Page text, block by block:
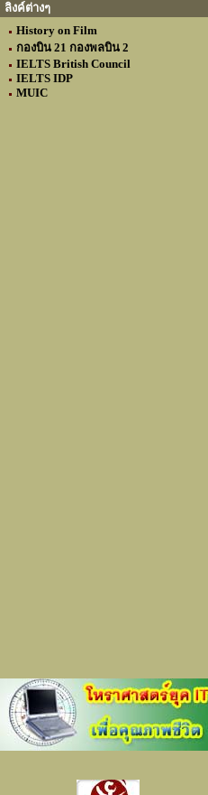
ลิงค์ต่างๆ
History on Film
กองบิน 21 กองพลบิน 2
IELTS British Council
IELTS IDP
MUIC